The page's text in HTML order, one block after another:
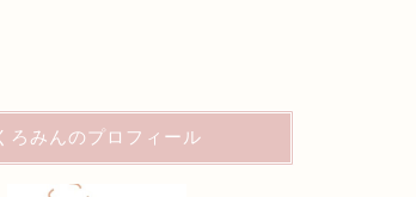
ろみんのプロフィール